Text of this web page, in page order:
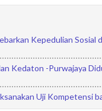
Kepedulian Sosial
Kedaton -Purwajaya
Uji Kompetensi